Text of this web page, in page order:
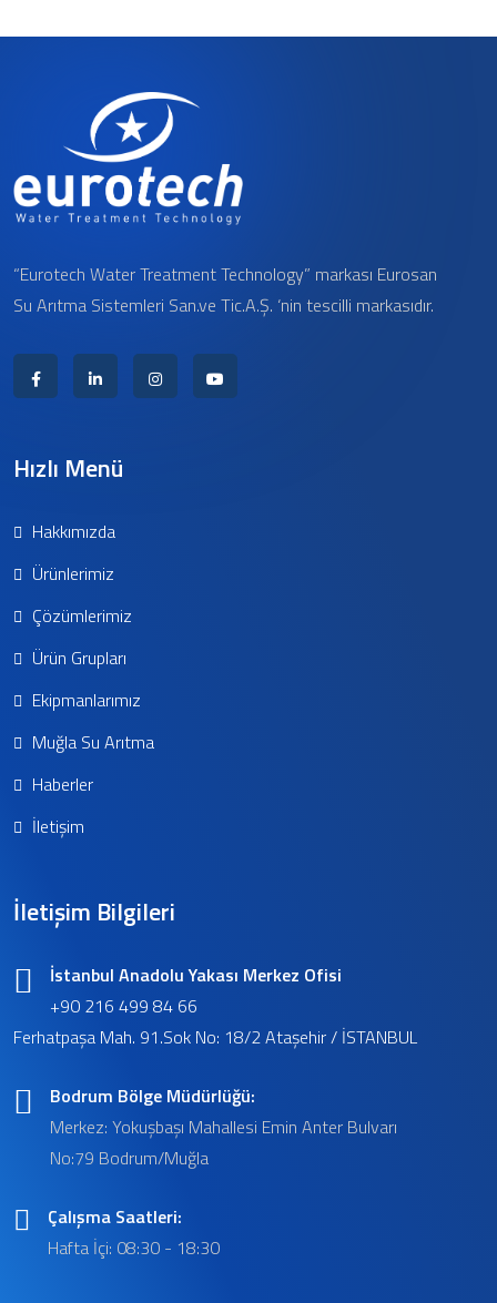
“Eurotech Water Treatment Technology” markası Eurosan
Su Arıtma Sistemleri San.ve Tic.A.Ş. ‘nin tescilli markasıdır.
Hızlı Menü
Hakkımızda
Ürünlerimiz
Çözümlerimiz
Ürün Grupları
Ekipmanlarımız
Muğla Su Arıtma
Haberler
İletişim
İletişim Bilgileri
İstanbul Anadolu Yakası Merkez Ofisi
+90 216 499 84 66
Ferhatpaşa Mah. 91.Sok No: 18/2 Ataşehir / İSTANBUL
Bodrum Bölge Müdürlüğü:
Merkez: Yokuşbaşı Mahallesi Emin Anter Bulvarı
No:79 Bodrum/Muğla
Çalışma Saatleri:
Hafta İçi: 08:30 - 18:30